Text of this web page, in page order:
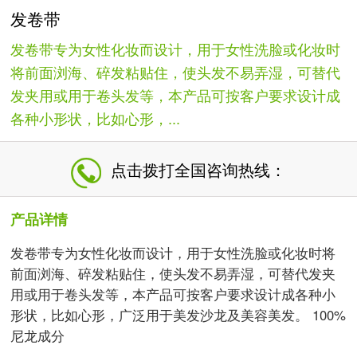
发卷带
发卷带专为女性化妆而设计，用于女性洗脸或化妆时
将前面浏海、碎发粘贴住，使头发不易弄湿，可替代
发夹用或用于卷头发等，本产品可按客户要求设计成
各种小形状，比如心形，...
点击拨打全国咨询热线：
产品详情
发卷带专为女性化妆而设计，用于女性洗脸或化妆时将
前面浏海、碎发粘贴住，使头发不易弄湿，可替代发夹
用或用于卷头发等，本产品可按客户要求设计成各种小
形状，比如心形，广泛用于美发沙龙及美容美发。 100%
尼龙成分